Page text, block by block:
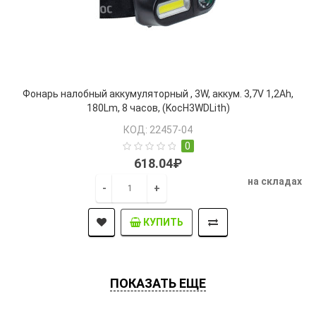
Фонарь налобный аккумуляторный , 3W, аккум. 3,7V 1,2Ah,
180Lm, 8 часов, (KocH3WDLith)
КОД: 22457-04
0
618.04₽
- +
на складах
КУПИТЬ
ПОКАЗАТЬ ЕЩЕ